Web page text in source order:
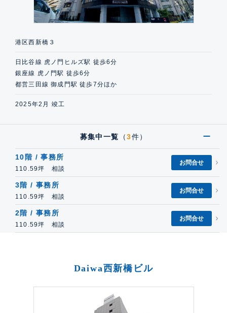
港区西新橋３
日比谷線 虎ノ門ヒルズ駅 徒歩6分
銀座線 虎ノ門駅 徒歩6分
都営三田線 御成門駅 徒歩7分ほか
2025年2月 竣工
募集中一覧 （3件）
10階 / 事務所
110.59坪 相談
お問合せ
3階 / 事務所
110.59坪 相談
お問合せ
2階 / 事務所
110.59坪 相談
お問合せ
Daiwa西新橋ビル